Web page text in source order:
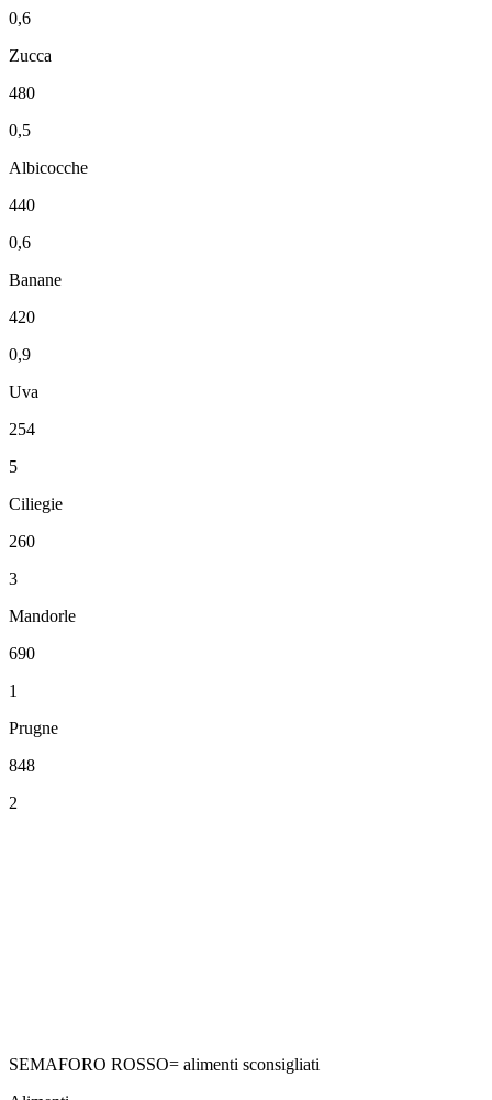
0,6
Zucca
480
0,5
Albicocche
440
0,6
Banane
420
0,9
Uva
254
5
Ciliegie
260
3
Mandorle
690
1
Prugne
848
2
SEMAFORO ROSSO= alimenti sconsigliati